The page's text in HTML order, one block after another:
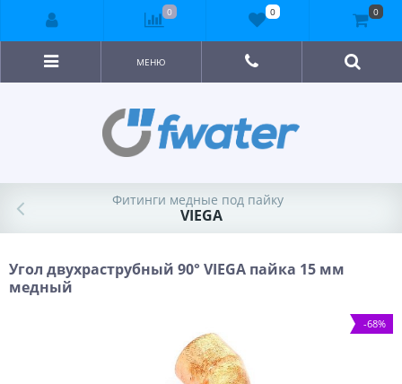
МЕНЮ
Фитинги медные под пайку
VIEGA
Угол двухраструбный 90° VIEGA пайка 15 мм
медный
-68%
0 0 0